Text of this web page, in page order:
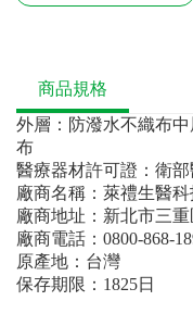
商品規格
外層：防潑水不織布
布
醫療器材許可證：衛
廠商名稱：萊禮生醫
廠商地址：新北市三
廠商電話：0800-868-
原產地：台灣
保存期限：1825日